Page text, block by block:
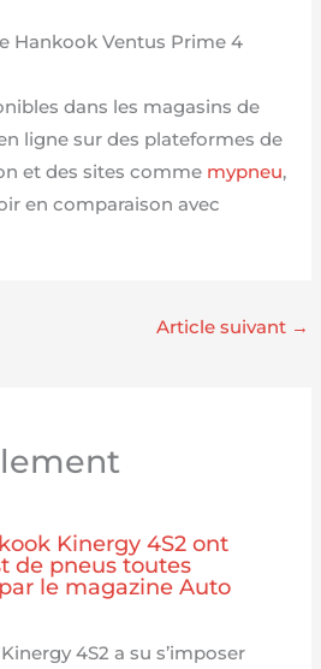
Hankook Ventus Prime 4
dans les magasins de
ligne sur des plateformes de
et des sites comme mypneu,
en comparaison avec
Article suivant →
Kinergy 4S2 ont
de pneus toutes
le magazine Auto
4S2 a su s’imposer